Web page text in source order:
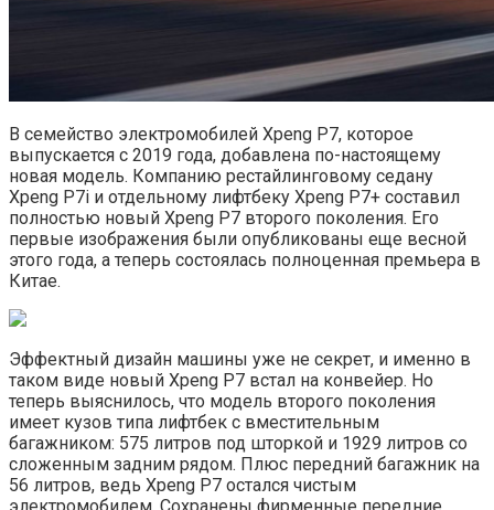
В семейство электромобилей Xpeng P7, которое
выпускается с 2019 года, добавлена по-настоящему
новая модель. Компанию рестайлинговому седану
Xpeng P7i и отдельному лифтбеку Xpeng P7+ составил
полностью новый Xpeng P7 второго поколения. Его
первые изображения были опубликованы еще весной
этого года, а теперь состоялась полноценная премьера в
Китае.
Эффектный дизайн машины уже не секрет, и именно в
таком виде новый Xpeng P7 встал на конвейер. Но
теперь выяснилось, что модель второго поколения
имеет кузов типа лифтбек с вместительным
багажником: 575 литров под шторкой и 1929 литров со
сложенным задним рядом. Плюс передний багажник на
56 литров, ведь Xpeng P7 остался чистым